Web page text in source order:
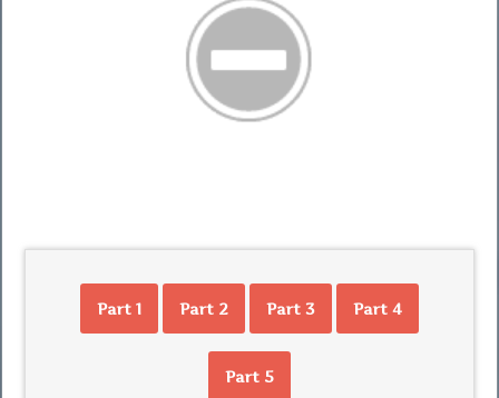
Part 1 Part 2 Part 3 Part 4
Part 5